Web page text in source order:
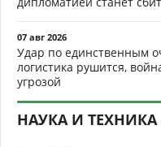
07 авг 2026
Удар по единственным
логистика рушится,
угрозой
НАУКА И ТЕХНИКА